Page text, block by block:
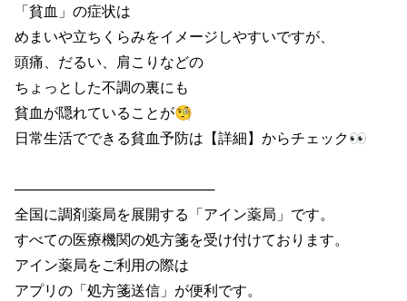
「貧血」の症状は
めまいや立ちくらみをイメージしやすいですが、
頭痛、だるい、肩こりなどの
ちょっとした不調の裏にも
貧血が隠れていることが🧐
日常生活でできる貧血予防は【詳細】からチェック👀
────────────────────
全国に調剤薬局を展開する「アイン薬局」です。
すべての医療機関の処方箋を受け付けております。
アイン薬局をご利用の際は
アプリの「処方箋送信」が便利です。